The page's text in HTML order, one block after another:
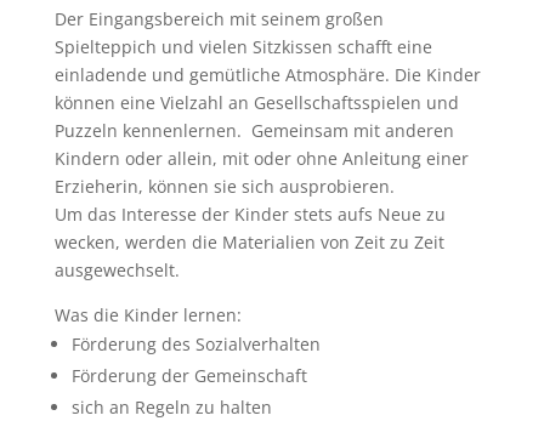
Der Eingangsbereich mit seinem großen
Spielteppich und vielen Sitzkissen schafft eine
einladende und gemütliche Atmosphäre. Die Kinder
können eine Vielzahl an Gesellschaftsspielen und
Puzzeln kennenlernen. Gemeinsam mit anderen
Kindern oder allein, mit oder ohne Anleitung einer
Erzieherin, können sie sich ausprobieren.
Um das Interesse der Kinder stets aufs Neue zu
wecken, werden die Materialien von Zeit zu Zeit
ausgewechselt.
Was die Kinder lernen:
Förderung des Sozialverhalten
Förderung der Gemeinschaft
sich an Regeln zu halten